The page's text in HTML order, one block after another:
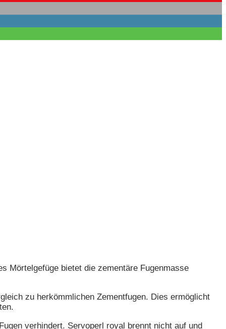
Mörtelgefüge bietet die zementäre Fugenmasse
zu herkömmlichen Zementfugen. Dies ermöglicht
verhindert. Servoperl royal brennt nicht auf und